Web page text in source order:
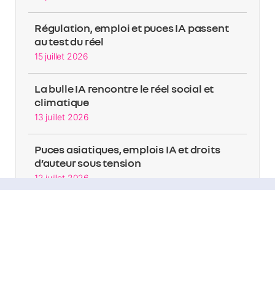
Régulation, emploi et puces IA passent
au test du réel
15 juillet 2026
La bulle IA rencontre le réel social et
climatique
13 juillet 2026
Puces asiatiques, emplois IA et droits
d’auteur sous tension
12 juillet 2026